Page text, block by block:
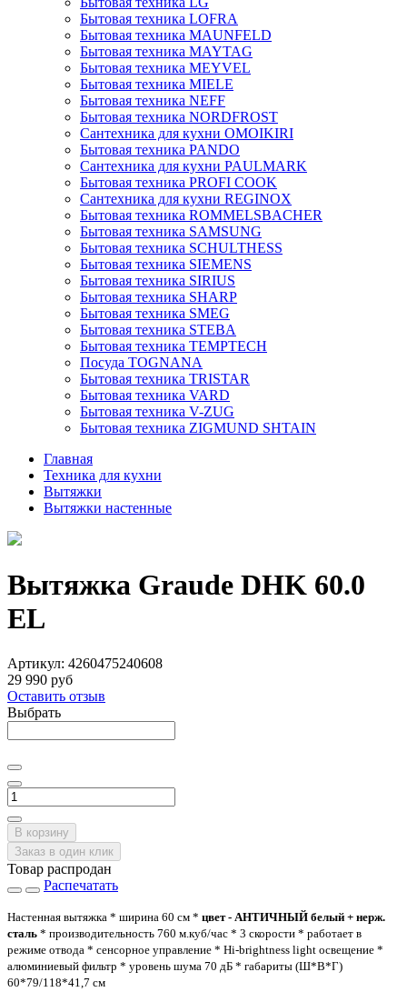
Бытовая техника LOFRA
Бытовая техника MAUNFELD
Бытовая техника MAYTAG
Бытовая техника MEYVEL
Бытовая техника MIELE
Бытовая техника NEFF
Бытовая техника NORDFROST
Сантехника для кухни OMOIKIRI
Бытовая техника PANDO
Сантехника для кухни PAULMARK
Бытовая техника PROFI COOK
Сантехника для кухни REGINOX
Бытовая техника ROMMELSBACHER
Бытовая техника SAMSUNG
Бытовая техника SCHULTHESS
Бытовая техника SIEMENS
Бытовая техника SIRIUS
Бытовая техника SHARP
Бытовая техника SMEG
Бытовая техника STEBA
Бытовая техника TEMPTECH
Посуда TOGNANA
Бытовая техника TRISTAR
Бытовая техника VARD
Бытовая техника V-ZUG
Бытовая техника ZIGMUND SHTAIN
Главная
Техника для кухни
Вытяжки
Вытяжки настенные
Вытяжка Graude DHK 60.0
EL
Артикул: 4260475240608
29 990 руб
Оставить отзыв
Выбрать
В корзину
Заказ в один клик
Товар распродан
Распечатать
Настенная вытяжка * ширина 60 см * цвет - АНТИЧНЫЙ белый + нерж.
сталь * производительность 760 м.куб/час * 3 скорости * работает в
режиме отвода * сенсорное управление * Hi-brightness light освещение *
алюминиевый фильтр * уровень шума 70 дБ * габариты (Ш*В*Г)
60*79/118*41,7 см